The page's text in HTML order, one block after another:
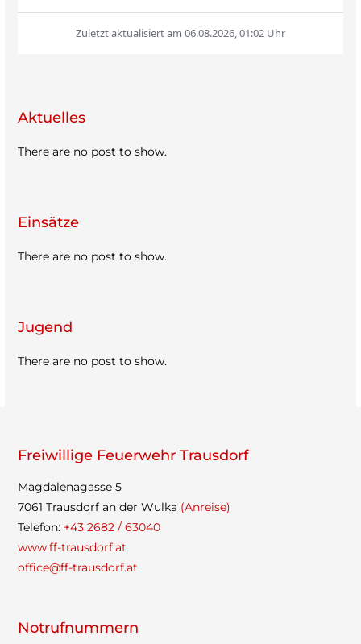
Aktu­el­les
There are no post to show.
Ein­sätze
There are no post to show.
Jugend
There are no post to show.
Frei­wil­lige Feu­er­wehr Trausdorf
Mag­da­le­na­gasse 5
7061 Traus­dorf an der Wulka (Anreise)
Tele­fon: +43 2682 / 63040
www.ff-trausdorf.at
office@ff-trausdorf.at
Not­ruf­num­mern